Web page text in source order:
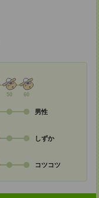
50 60
男性
しずか
コツコツ